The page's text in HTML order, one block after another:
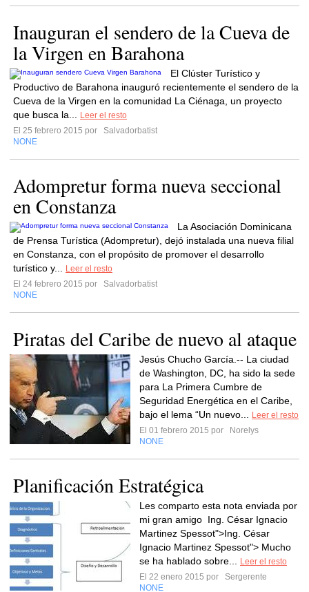
Inauguran el sendero de la Cueva de
la Virgen en Barahona
El Clúster Turístico y
Productivo de Barahona inauguró recientemente el sendero de la
Cueva de la Virgen en la comunidad La Ciénaga, un proyecto
que busca la...
Leer el resto
El 25 febrero 2015 por
Salvadorbatist
NONE
Adompretur forma nueva seccional
en Constanza
La Asociación Dominicana
de Prensa Turística (Adompretur), dejó instalada una nueva filial
en Constanza, con el propósito de promover el desarrollo
turístico y...
Leer el resto
El 24 febrero 2015 por
Salvadorbatist
NONE
Piratas del Caribe de nuevo al ataque
Jesús Chucho García.-- La ciudad
de Washington, DC, ha sido la sede
para La Primera Cumbre de
Seguridad Energética en el Caribe,
bajo el lema “Un nuevo...
Leer el resto
El 01 febrero 2015 por
Norelys
NONE
Planificación Estratégica
Les comparto esta nota enviada por
mi gran amigo Ing. César Ignacio
Martinez Spessot">Ing. César
Ignacio Martinez Spessot"> Mucho
se ha hablado sobre...
Leer el resto
El 22 enero 2015 por
Sergerente
NONE